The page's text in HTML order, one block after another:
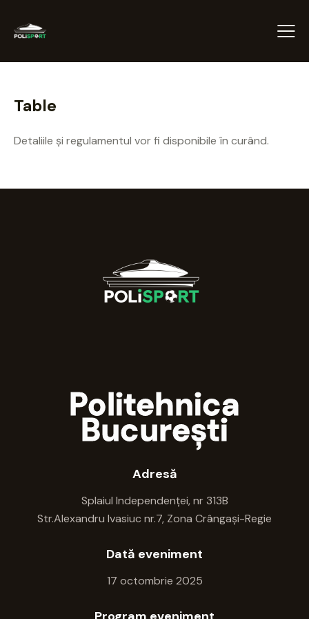
Table
Detaliile și regulamentul vor fi disponibile în curând.
Politehnica
București
Adresă
Splaiul Independenței, nr 313B
Str.Alexandru Ivasiuc nr.7, Zona Crângași-Regie
Dată eveniment
17 octombrie 2025